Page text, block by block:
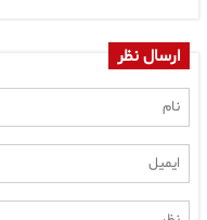
ارسال نظر